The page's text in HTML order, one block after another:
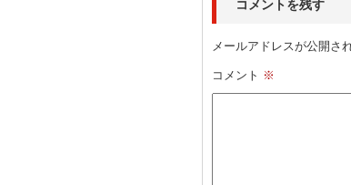
コメントを残す
メールアドレスが公開さ
コメント ※